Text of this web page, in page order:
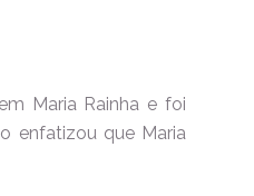
Maria Rainha e foi
enfatizou que Maria